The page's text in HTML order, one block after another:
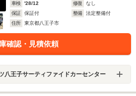
車検
'28/12 修復
なし
保証
保証付 整備
法定整備付
住所
東京都八王子市
確認・見積依頼
八王子サーティファイドカーセンター